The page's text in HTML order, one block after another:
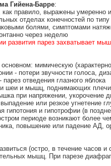
Гийена-Барре:
как правило, выражены умеренно
отделах конечностей по
болями, симптомами
через неделю
развития парез захватывает
мимическую
- потери звучности голоса,
отведения глазного яблока
шеи и мышц, поднимающих
при напряжении, укорочение
выпадение или резкое угнетение
гипотония и гипотрофии (в
периоде возникают более
повышение или падение АД,
(остро, в течение часов и
мышц. При парезе